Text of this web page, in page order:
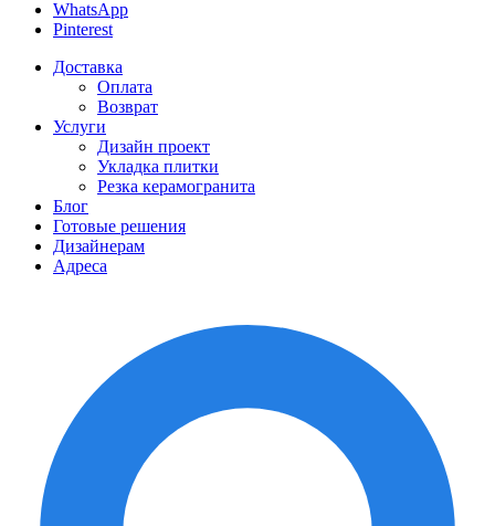
WhatsApp
Pinterest
Доставка
Оплата
Возврат
Услуги
Дизайн проект
Укладка плитки
Резка керамогранита
Блог
Готовые решения
Дизайнерам
Адреса